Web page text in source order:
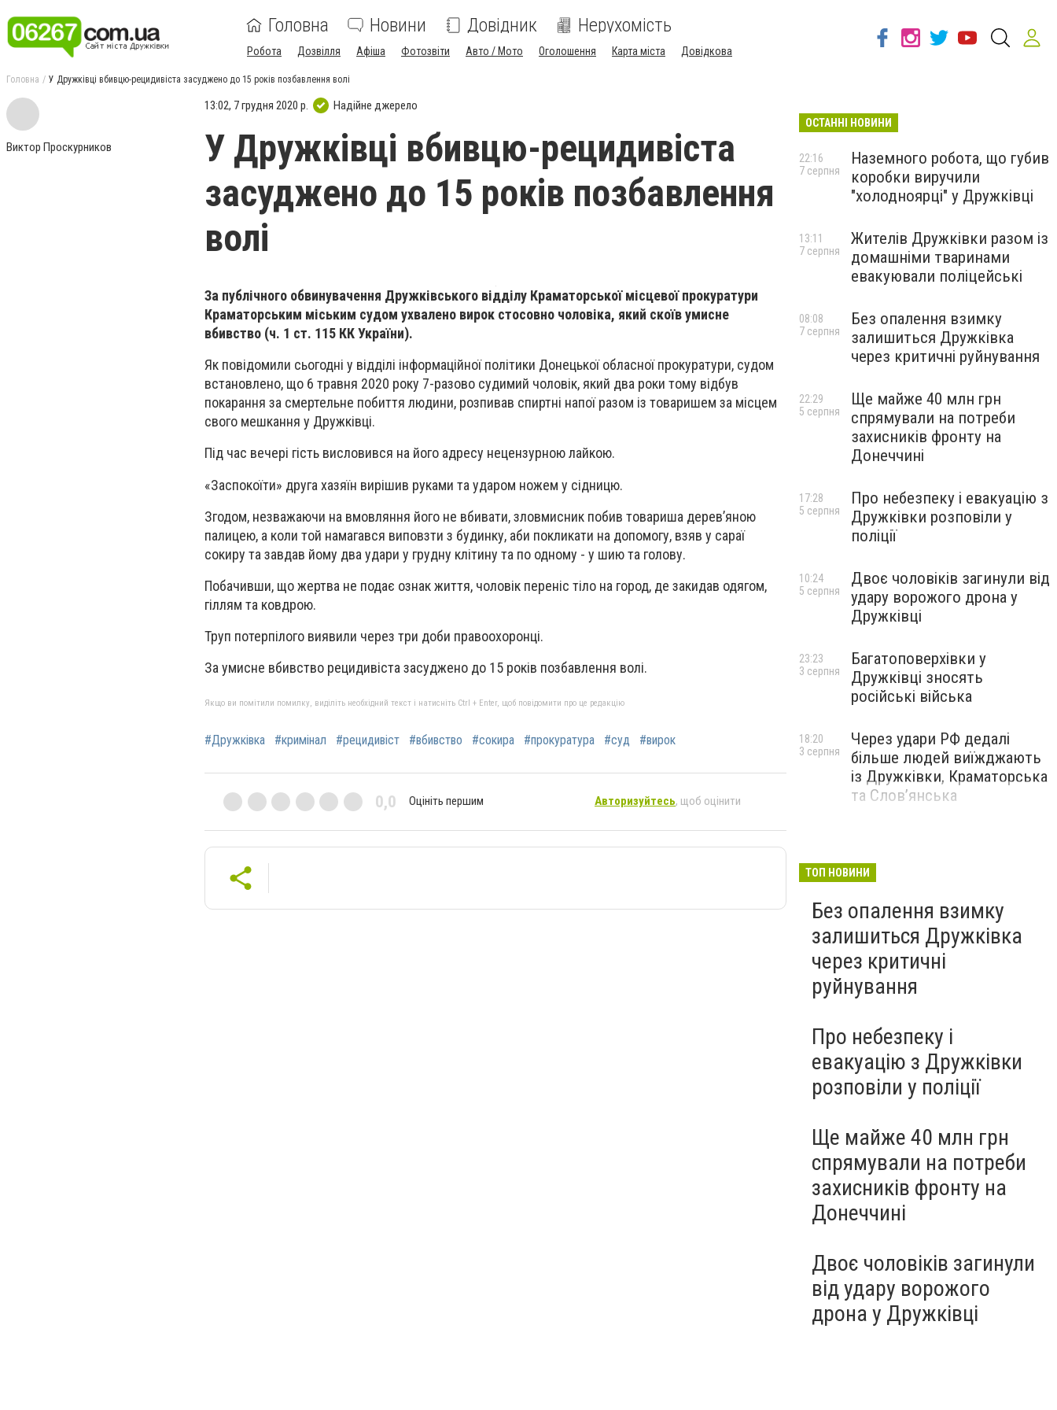
Головна Новини Довідник Нерухомість
Робота Дозвілля Афіша Фотозвіти Авто / Мото Оголошення Карта міста Довідкова
Головна У Дружківці вбивцю-рецидивіста засуджено до 15 років позбавлення волі
Виктор Проскурников
13:02, 7 грудня 2020 р. Надійне джерело
У Дружківці вбивцю-рецидивіста
засуджено до 15 років позбавлення
волі
За публічного обвинувачення Дружківського відділу Краматорської місцевої прокуратури
Краматорським міським судом ухвалено вирок стосовно чоловіка, який скоїв умисне
вбивство (ч. 1 ст. 115 КК України).
Як повідомили сьогодні у відділі інформаційної політики Донецької обласної прокуратури, судом
встановлено, що 6 травня 2020 року 7-разово судимий чоловік, який два роки тому відбув
покарання за смертельне побиття людини, розпивав спиртні напої разом із товаришем за місцем
свого мешкання у Дружківці.
Під час вечері гість висловився на його адресу нецензурною лайкою.
«Заспокоїти» друга хазяїн вирішив руками та ударом ножем у сідницю.
Згодом, незважаючи на вмовляння його не вбивати, зловмисник побив товариша дерев’яною
палицею, а коли той намагався виповзти з будинку, аби покликати на допомогу, взяв у сараї
сокиру та завдав йому два удари у грудну клітину та по одному - у шию та голову.
Побачивши, що жертва не подає ознак життя, чоловік переніс тіло на город, де закидав одягом,
гіллям та ковдрою.
Труп потерпілого виявили через три доби правоохоронці.
За умисне вбивство рецидивіста засуджено до 15 років позбавлення волі.
Якщо ви помітили помилку, виділіть необхідний текст і натисніть Ctrl + Enter, щоб повідомити про це редакцію
#Дружківка #кримінал #рецидивіст #вбивство #сокира #прокуратура #суд #вирок
0,0 Оцініть першим Авторизуйтесь, щоб оцінити
ОСТАННІ НОВИНИ
Наземного робота, що губив
коробки виручили
"холодноярці" у Дружківці
22:16
7 серпня
Жителів Дружківки разом із
домашніми тваринами
евакуювали поліцейські
13:11
7 серпня
Без опалення взимку
залишиться Дружківка
через критичні руйнування
08:08
7 серпня
Ще майже 40 млн грн
спрямували на потреби
захисників фронту на
Донеччині
22:29
5 серпня
Про небезпеку і евакуацію з
Дружківки розповіли у
поліції
17:28
5 серпня
Двоє чоловіків загинули від
удару ворожого дрона у
Дружківці
10:24
5 серпня
Багатоповерхівки у
Дружківці зносять
російські війська
23:23
3 серпня
Через удари РФ дедалі
більше людей виїжджають
із Дружківки, Краматорська
та Слов’янська
18:20
3 серпня
ТОП НОВИНИ
Без опалення взимку
залишиться Дружківка
через критичні
руйнування
Про небезпеку і
евакуацію з Дружківки
розповіли у поліції
Ще майже 40 млн грн
спрямували на потреби
захисників фронту на
Донеччині
Двоє чоловіків загинули
від удару ворожого
дрона у Дружківці